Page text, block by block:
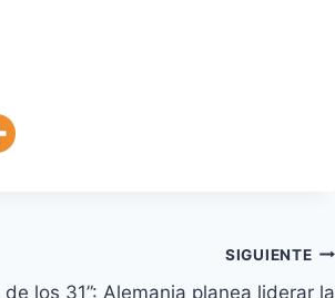
SIGUIENTE
de los 31”: Alemania planea liderar la